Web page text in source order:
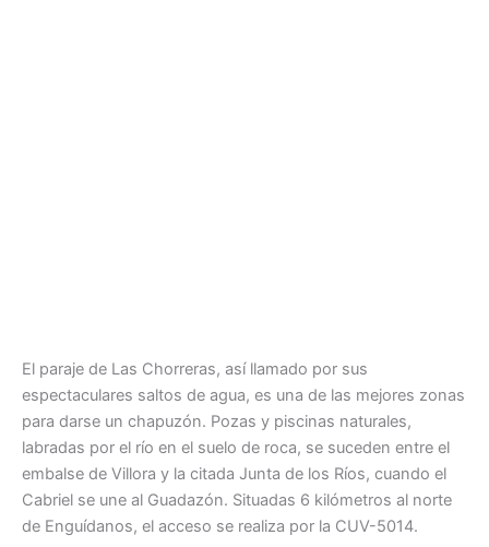
El paraje de Las Chorreras, así llamado por sus
espectaculares saltos de agua, es una de las mejores zonas
para darse un chapuzón. Pozas y piscinas naturales,
labradas por el río en el suelo de roca, se suceden entre el
embalse de Villora y la citada Junta de los Ríos, cuando el
Cabriel se une al Guadazón. Situadas 6 kilómetros al norte
de Enguídanos, el acceso se realiza por la CUV-5014.